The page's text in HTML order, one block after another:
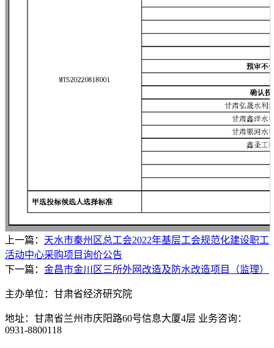
上一篇： 天水市秦州区总工会2022年基层工会规范化建设职工
活动中心采购项目询价公告
下一篇： 金昌市金川区三所外网改造及防水改造项目（监理）
主办单位：甘肃省经济研究院
地址：甘肃省兰州市庆阳路60号信息大厦4层 业务咨询：
0931-8800118